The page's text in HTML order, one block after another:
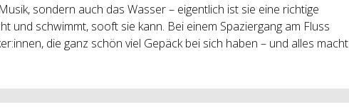
sondern auch das Wasser – eigentlich ist sie eine richtige
und schwimmt, sooft sie kann. Bei einem Spaziergang am Fluss
die ganz schön viel Gepäck bei sich haben – und alles macht